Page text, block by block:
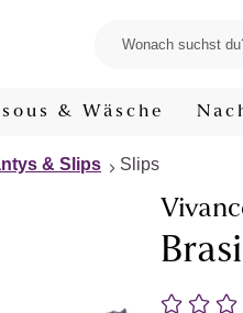
& Wäsche
& Slips Slips